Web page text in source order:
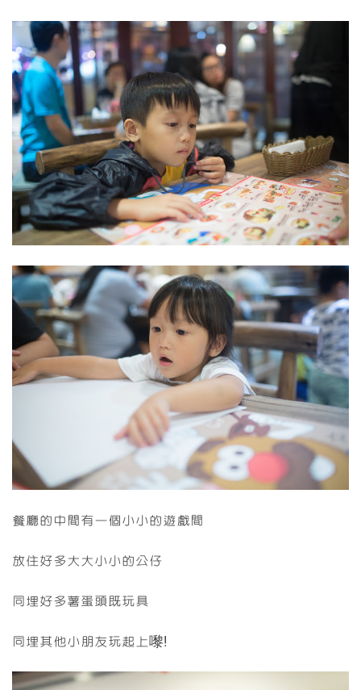
餐廳的中間有一個小小的遊戲間
放住好多大大小小的公仔
同埋好多薯蛋頭既玩具
同埋其他小朋友玩起上嚟!